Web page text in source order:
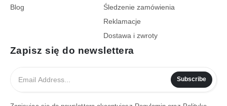
Blog
Śledzenie zamówienia
Reklamacje
Dostawa i zwroty
Zapisz się do newslettera
Subscribe